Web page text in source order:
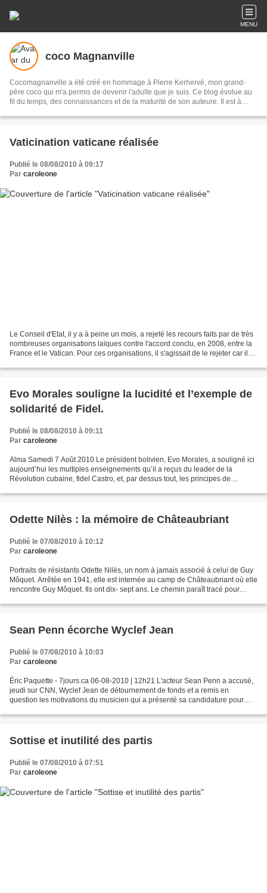
MENU
coco Magnanville
Cocomagnanville a été créé en hommage à Pierre Kerhervé, mon grand-
père coco qui m'a permis de devenir l'adulte que je suis. Ce blog évolue au
fil du temps, des connaissances et de la maturité de son auteure. Il est à
Yala (les Amériques) et je me suis appliquée à documenter chaque peuple
retrouver cette base de donnée sur un site que je leur ai dédié : Peuples
Vaticination vaticane réalisée
Publié le 08/08/2010 à 09:17
Par caroleone
Le Conseil d'Etat, il y a à peine un mois, a rejeté les recours faits par de très
nombreuses organisations laïques contre l'accord conclu, en 2008, entre la
France et le Vatican. Pour ces organisations, il s'agissait de le rejeter car il
Evo Morales souligne la lucidité et l’exemple de
solidarité de Fidel.
Publié le 08/08/2010 à 09:11
Par caroleone
Alma Samedi 7 Août 2010 Le président bolivien, Evo Morales, a souligné ici
aujourd’hui les multiples enseignements qu’il a reçus du leader de la
Révolution cubaine, fidel Castro, et, par dessus tout, les principes de
Odette Nilès : la mémoire de Châteaubriant
Publié le 07/08/2010 à 10:12
Par caroleone
Portraits de résistants Odette Nilès, un nom à jamais associé à celui de Guy
Môquet. Arrêtée en 1941, elle est internée au camp de Châteaubriant où elle
rencontre Guy Môquet. Ils ont dix- sept ans. Le chemin paraît tracé pour
Sean Penn écorche Wyclef Jean
Publié le 07/08/2010 à 10:03
Par caroleone
Éric Paquette - 7jours.ca 06-08-2010 | 12h21 L'acteur Sean Penn a accusé,
jeudi sur CNN, Wyclef Jean de détournement de fonds et a remis en
question les motivations du musicien qui a présenté sa candidature pour
Sottise et inutilité des partis
Publié le 07/08/2010 à 07:51
Par caroleone